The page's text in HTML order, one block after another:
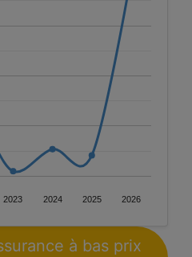
2023 2024 2025 2026
à bas prix